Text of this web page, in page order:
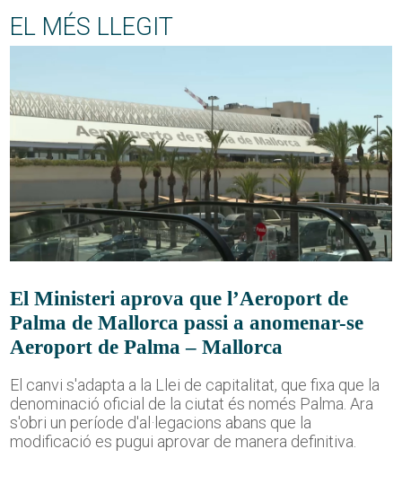
EL MÉS LLEGIT
El Ministeri aprova que l’Aeroport de
Palma de Mallorca passi a anomenar-se
Aeroport de Palma – Mallorca
El canvi s'adapta a la Llei de capitalitat, que fixa que la
denominació oficial de la ciutat és només Palma. Ara
s'obri un període d'al·legacions abans que la
modificació es pugui aprovar de manera definitiva.